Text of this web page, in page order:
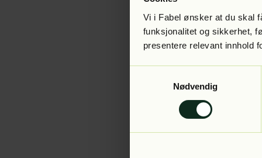
Vi i Fabel ønsker at du skal
funksjonalitet og sikkerhet,
presentere relevant innhold
Nødvendig
Application